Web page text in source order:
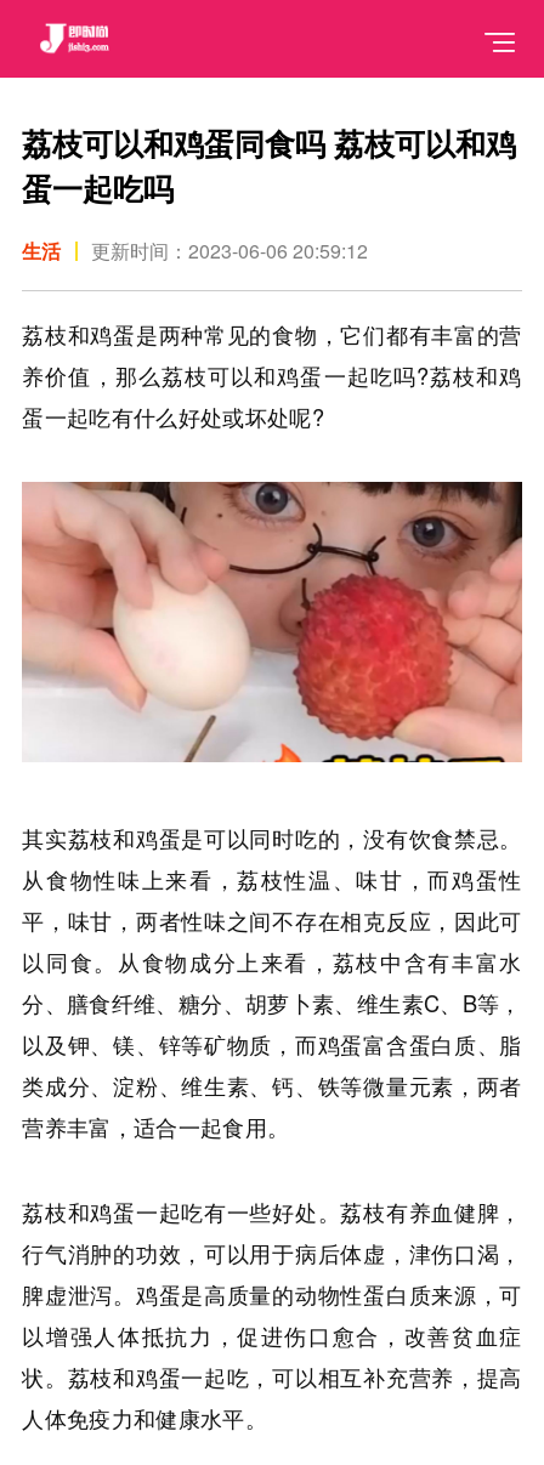
荔枝可以和鸡蛋同食吗 荔枝可以和鸡
蛋一起吃吗
生活 更新时间：2023-06-06 20:59:12
荔枝和鸡蛋是两种常见的食物，它们都有丰富的营
养价值，那么荔枝可以和鸡蛋一起吃吗?荔枝和鸡
蛋一起吃有什么好处或坏处呢?
其实荔枝和鸡蛋是可以同时吃的，没有饮食禁忌。
从食物性味上来看，荔枝性温、味甘，而鸡蛋性
平，味甘，两者性味之间不存在相克反应，因此可
以同食。从食物成分上来看，荔枝中含有丰富水
分、膳食纤维、糖分、胡萝卜素、维生素C、B等，
以及钾、镁、锌等矿物质，而鸡蛋富含蛋白质、脂
类成分、淀粉、维生素、钙、铁等微量元素，两者
营养丰富，适合一起食用。
荔枝和鸡蛋一起吃有一些好处。荔枝有养血健脾，
行气消肿的功效，可以用于病后体虚，津伤口渴，
脾虚泄泻。鸡蛋是高质量的动物性蛋白质来源，可
以增强人体抵抗力，促进伤口愈合，改善贫血症
状。荔枝和鸡蛋一起吃，可以相互补充营养，提高
人体免疫力和健康水平。